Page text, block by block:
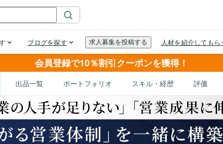
会員登録で10％割引クーポンを獲得！
出品一覧 ポートフォリオ スキル・経歴 評価